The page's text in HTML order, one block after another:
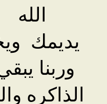
الله
يديمك
وربنا
الذاكره